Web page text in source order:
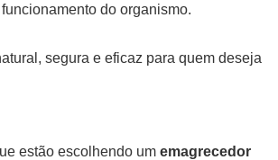
do organismo.
segura e eficaz para quem deseja
estão escolhendo um emagrecedor